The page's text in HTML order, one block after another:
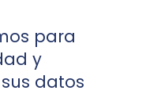
para
y
datos